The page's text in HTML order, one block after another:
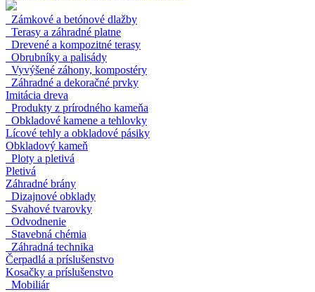
Zámkové a betónové dlažby
Terasy a záhradné platne
Drevené a kompozitné terasy
Obrubníky a palisády
Vyvýšené záhony, kompostéry
Záhradné a dekoračné prvky
Imitácia dreva
Produkty z prírodného kameňa
Obkladové kamene a tehlovky
Lícové tehly a obkladové pásiky
Obkladový kameň
Ploty a pletivá
Pletivá
Záhradné brány
Dizajnové obklady
Svahové tvarovky
Odvodnenie
Stavebná chémia
Záhradná technika
Čerpadlá a príslušenstvo
Kosačky a príslušenstvo
Mobiliár